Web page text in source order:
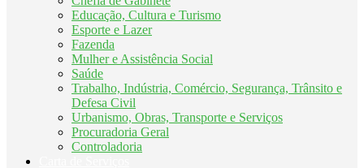
Educação, Cultura e Turismo
Esporte e Lazer
Fazenda
Mulher e Assistência Social
Saúde
Trabalho, Indústria, Comércio, Segurança, Trânsito e
Defesa Civil
Urbanismo, Obras, Transporte e Serviços
Procuradoria Geral
Controladoria